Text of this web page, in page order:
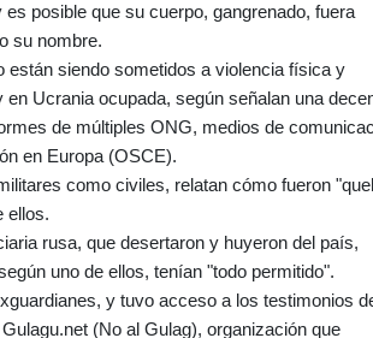
posible que su cuerpo, gangrenado, fuera
su nombre.
siendo sometidos a violencia física y
Ucrania ocupada, según señalan una
de múltiples ONG, medios de
en Europa (OSCE).
como civiles, relatan cómo fueron
ellos.
rusa, que desertaron y huyeron del país,
uno de ellos, tenían "todo permitido".
y tuvo acceso a los testimonios
(No al Gulag), organización que